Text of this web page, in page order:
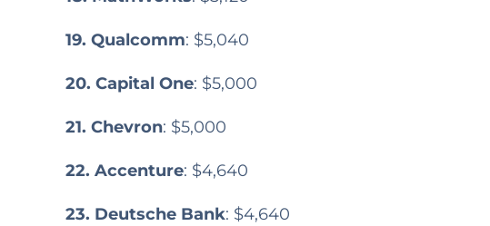
19. Qualcomm: $5,040
20. Capital One: $5,000
21. Chevron: $5,000
22. Accenture: $4,640
23. Deutsche Bank: $4,640